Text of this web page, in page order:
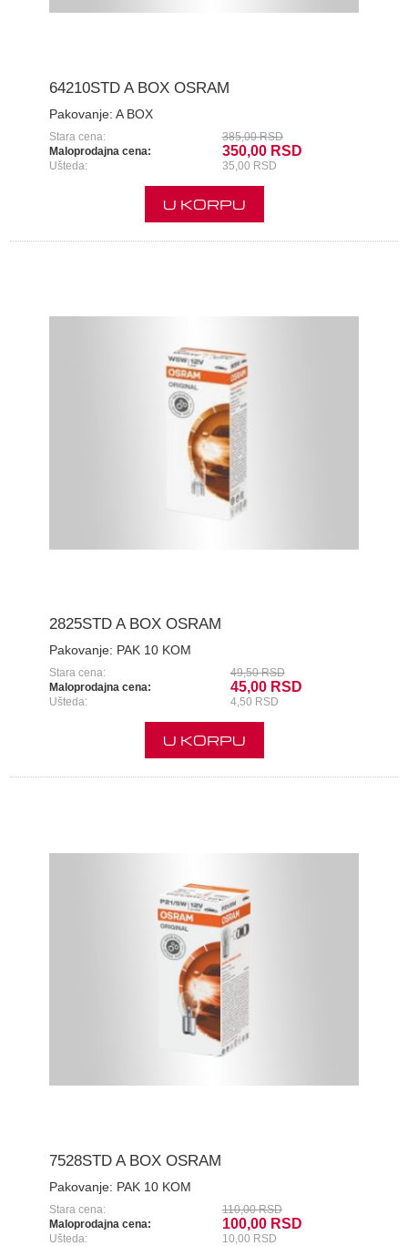
64210STD A BOX OSRAM
Pakovanje: A BOX
Stara cena:
385,00 RSD
Maloprodajna cena:
350,00 RSD
Ušteda: 35,00 RSD
U KORPU
2825STD A BOX OSRAM
Pakovanje: PAK 10 KOM
Stara cena:
49,50 RSD
Maloprodajna cena:
45,00 RSD
Ušteda: 4,50 RSD
U KORPU
7528STD A BOX OSRAM
Pakovanje: PAK 10 KOM
Stara cena:
110,00 RSD
Maloprodajna cena:
100,00 RSD
Ušteda: 10,00 RSD